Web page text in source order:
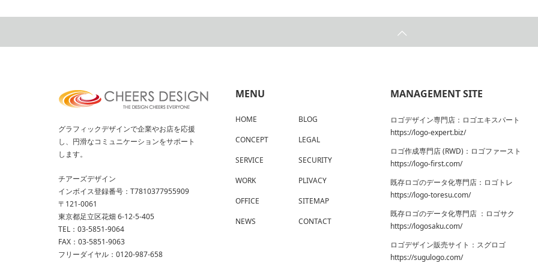
MENU
HOME
CONCEPT
SERVICE
WORK
OFFICE
NEWS
BLOG
LEGAL
SECURITY
PLIVACY
SITEMAP
CONTACT
MANAGEMENT SITE
ロゴデザイン専門店：ロゴエキスパート
https://logo-expert.biz/
ロゴ作成専門店 (RWD)：ロゴファースト
https://logo-first.com/
既存ロゴのデータ化専門店：ロゴトレ
https://logo-toresu.com/
既存ロゴのデータ化専門店 ：ロゴサク
https://logosaku.com/
ロゴデザイン販売サイト：スグロゴ
https://sugulogo.com/
グラフィックデザインで企業やお店を応援
し、円滑なコミュニケーションをサポート
します。
チアーズデザイン
インボイス登録番号：T7810377955909
〒121-0061
東京都足立区花畑 6-12-5-405
TEL：03-5851-9064
FAX：03-5851-9063
フリーダイヤル：0120-987-658